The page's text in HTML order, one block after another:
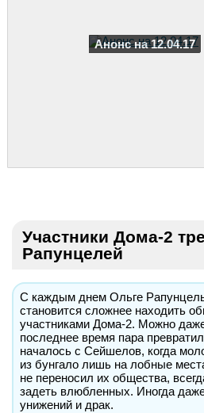
Анонс на 12.04.17
Участники Дома-2
Рапунцелей
С каждым днем Ольге
становится сложнее находить
участниками Дома-2. Можно
последнее время пара
началось с Сейшелов, когда
из бунгало лишь на лобные
не переносил их общества,
задеть влюбленных. Иногда
унижений и драк.